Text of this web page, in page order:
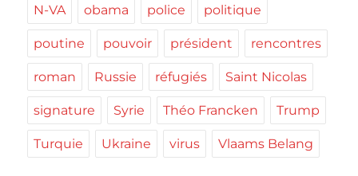
N-VA obama police politique
poutine pouvoir président rencontres
roman Russie réfugiés Saint Nicolas
signature Syrie Théo Francken Trump
Turquie Ukraine virus Vlaams Belang